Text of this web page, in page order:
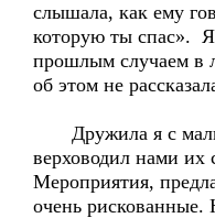
слышала, как ему
которую ты спас».
прошлым случаем в
об этом не
Дружила я с
верховодил нами их
Мероприятия,
очень